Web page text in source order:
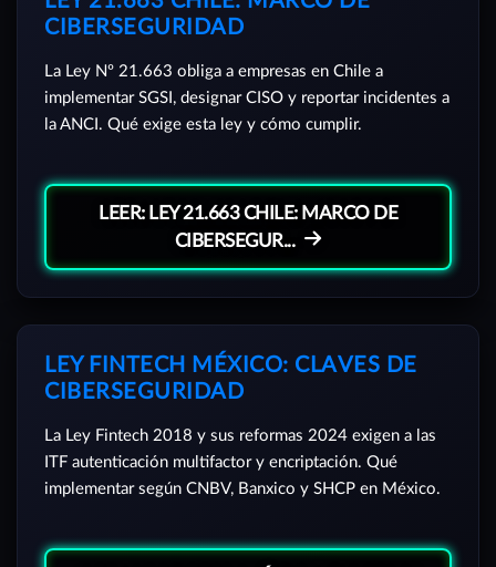
CIBERSEGURIDAD
La Ley Nº 21.663 obliga a empresas en Chile a
implementar SGSI, designar CISO y reportar incidentes a
la ANCI. Qué exige esta ley y cómo cumplir.
LEER: LEY 21.663 CHILE: MARCO DE
CIBERSEGUR...
LEY FINTECH MÉXICO: CLAVES DE
CIBERSEGURIDAD
La Ley Fintech 2018 y sus reformas 2024 exigen a las
ITF autenticación multifactor y encriptación. Qué
implementar según CNBV, Banxico y SHCP en México.